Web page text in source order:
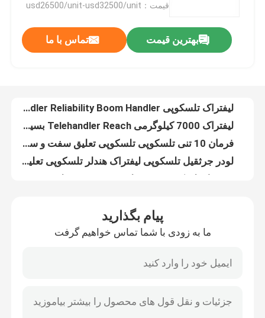
درباره ما
کنترل کیفیت
با ما تماس بگیرید
قیمت：usd26500/unit-usd32500/unit
بهترین قیمت تماس با ما
فرمان 10 تنی تلسکوپی تلسکوپی تعلیق سفت و سخت، فرمان چرخ عقب
لودر جرثقیل تلسکوپی لیفتراک هندلر تلسکوپی تعلیق سفت و سخت
جرثقیل تلسکوپی 10 تن لودر مینی چرخ جلو محرک کم صدا
لیفتراک بوم توسعه یافته موتور کامینز ایمنی عملیاتی بالا با Claw CE
پیام بگذارید
ما به زودی با شما تماس خواهیم گرفت